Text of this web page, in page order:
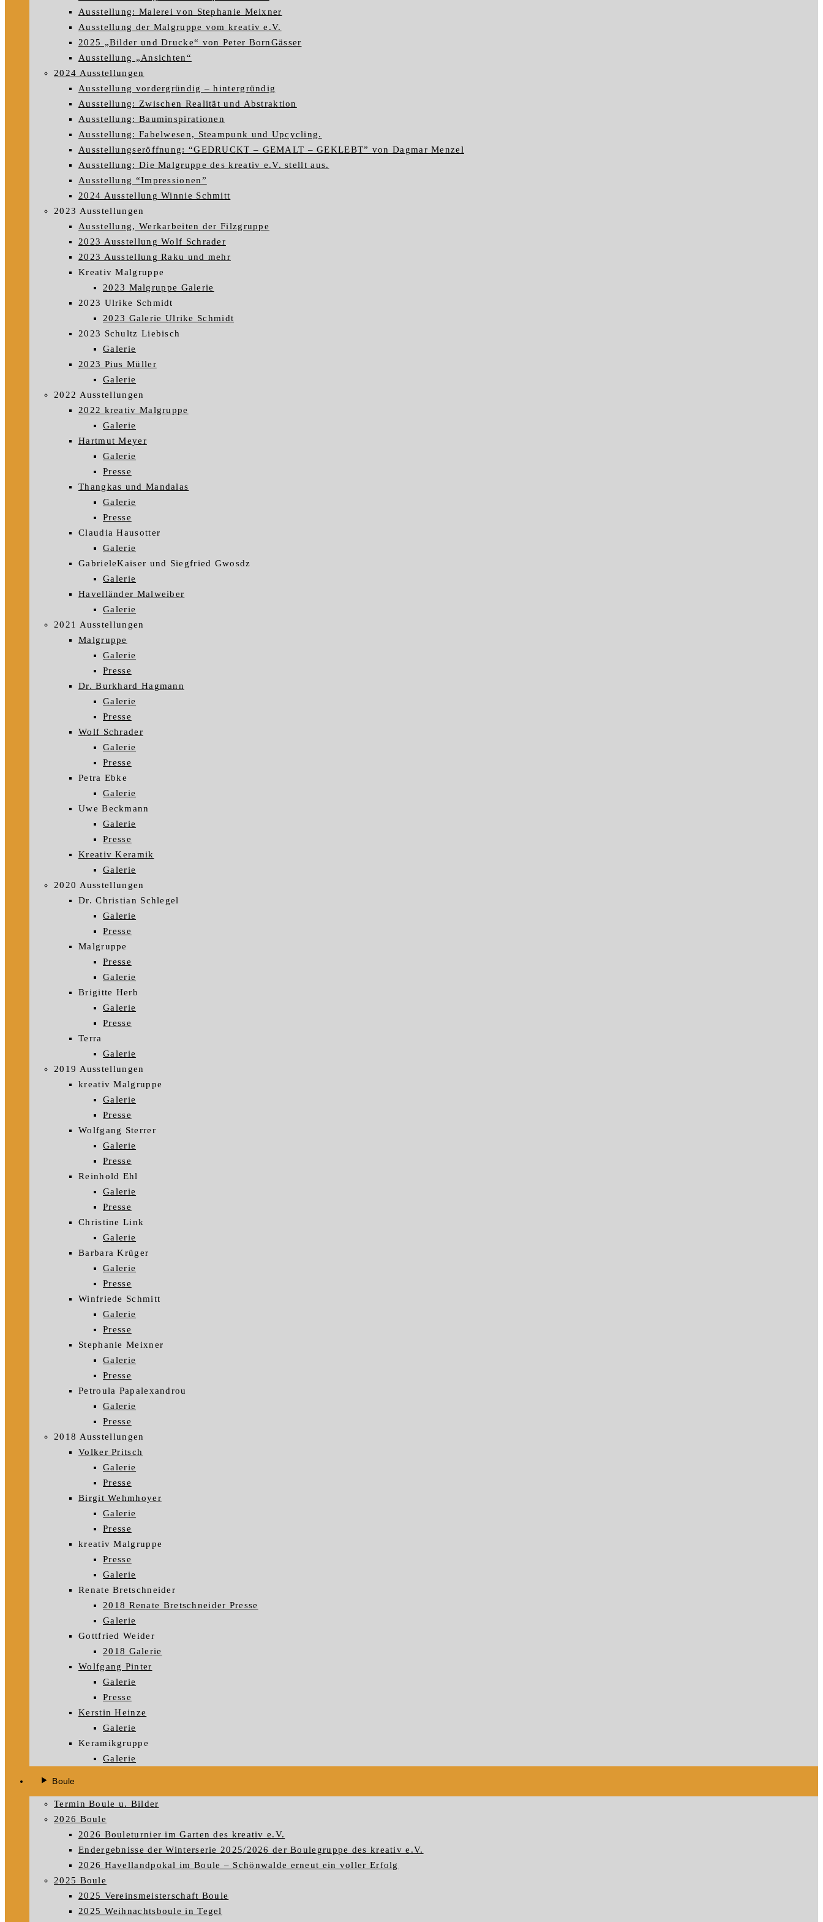
Ausstellung: Malerei von Stephanie Meixner
Ausstellung der Malgruppe vom kreativ e.V.
2025 „Bilder und Drucke“ von Peter BornGässer
Ausstellung „Ansichten“
2024 Ausstellungen
Ausstellung vordergründig – hintergründig
Ausstellung: Zwischen Realität und Abstraktion
Ausstellung: Bauminspirationen
Ausstellung: Fabelwesen, Steampunk und Upcycling.
Ausstellungseröffnung: “GEDRUCKT – GEMALT – GEKLEBT” von Dagmar Menzel
Ausstellung: Die Malgruppe des kreativ e.V. stellt aus.
Ausstellung “Impressionen”
2024 Ausstellung Winnie Schmitt
2023 Ausstellungen
Ausstellung, Werkarbeiten der Filzgruppe
2023 Ausstellung Wolf Schrader
2023 Ausstellung Raku und mehr
Kreativ Malgruppe
2023 Malgruppe Galerie
2023 Ulrike Schmidt
2023 Galerie Ulrike Schmidt
2023 Schultz Liebisch
Galerie
2023 Pius Müller
Galerie
2022 Ausstellungen
2022 kreativ Malgruppe
Galerie
Hartmut Meyer
Galerie
Presse
Thangkas und Mandalas
Galerie
Presse
Claudia Hausotter
Galerie
GabrieleKaiser und Siegfried Gwosdz
Galerie
Havelländer Malweiber
Galerie
2021 Ausstellungen
Malgruppe
Galerie
Presse
Dr. Burkhard Hagmann
Galerie
Presse
Wolf Schrader
Galerie
Presse
Petra Ebke
Galerie
Uwe Beckmann
Galerie
Presse
Kreativ Keramik
Galerie
2020 Ausstellungen
Dr. Christian Schlegel
Galerie
Presse
Malgruppe
Presse
Galerie
Brigitte Herb
Galerie
Presse
Terra
Galerie
2019 Ausstellungen
kreativ Malgruppe
Galerie
Presse
Wolfgang Sterrer
Galerie
Presse
Reinhold Ehl
Galerie
Presse
Christine Link
Galerie
Barbara Krüger
Galerie
Presse
Winfriede Schmitt
Galerie
Presse
Stephanie Meixner
Galerie
Presse
Petroula Papalexandrou
Galerie
Presse
2018 Ausstellungen
Volker Pritsch
Galerie
Presse
Birgit Wehmhoyer
Galerie
Presse
kreativ Malgruppe
Presse
Galerie
Renate Bretschneider
2018 Renate Bretschneider Presse
Galerie
Gottfried Weider
2018 Galerie
Wolfgang Pinter
Galerie
Presse
Kerstin Heinze
Galerie
Keramikgruppe
Galerie
Boule
Termin Boule u. Bilder
2026 Boule
2026 Bouleturnier im Garten des kreativ e.V.
Endergebnisse der Winterserie 2025/2026 der Boulegruppe des kreativ e.V.
2026 Havellandpokal im Boule – Schönwalde erneut ein voller Erfolg
2025 Boule
2025 Vereinsmeisterschaft Boule
2025 Weihnachtsboule in Tegel